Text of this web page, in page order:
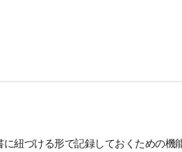
紐づける形で記録しておくための機